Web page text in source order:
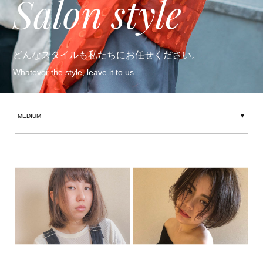
Salon style
どんなスタイルも私たちにお任せください。
Whatever the style, leave it to us.